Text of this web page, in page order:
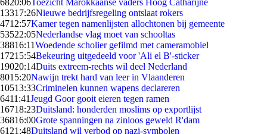
6820:06Toezicht Marokkaanse vaders Hoog Catharijne
13317:26Nieuwe bedrijfsregeling ontslaat rokers
4712:57Kamer tegen namenlijsten allochtonen bij gemeente
53522:05Nederlandse vlag moet van schooltas
38816:11Woedende scholier gefilmd met cameramobiel
17215:54Bekeuring uitgedeeld voor 'Ali el B'-sticker
19020:14Duits extreem-rechts wil deel Nederland
8015:20Nawijn trekt hard van leer in Vlaanderen
10513:33Criminelen kunnen wapens declareren
6411:41Jeugd Goor gooit eieren tegen ramen
16718:23Duitsland: honderden moslims op exportlijst
36816:00Grote spanningen na zinloos geweld R'dam
61 21:48Duitsland wil verbod op nazi-symbolen